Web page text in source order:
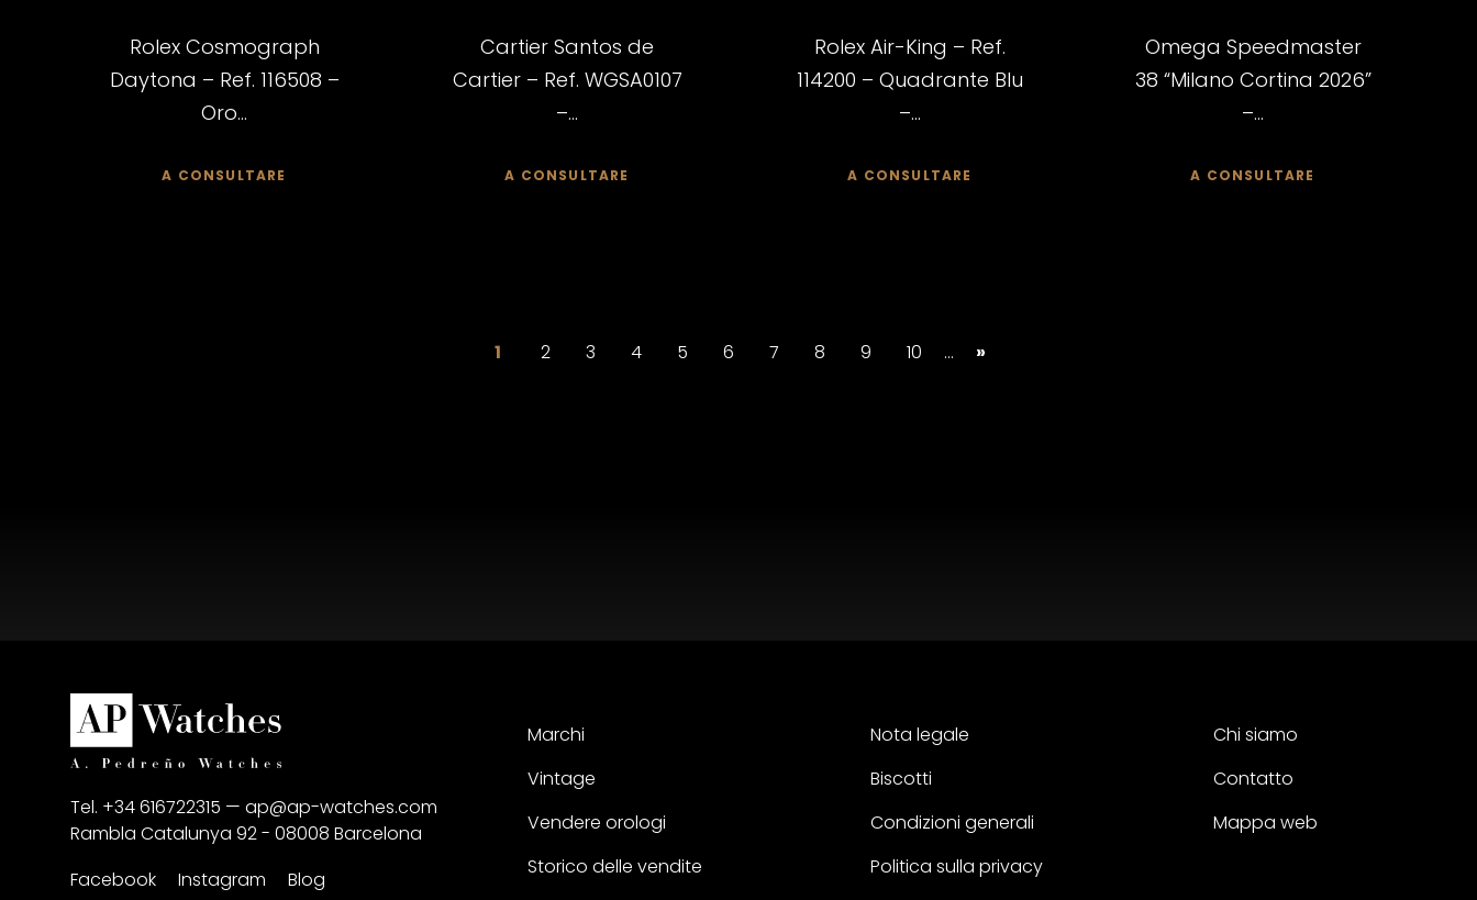
Rolex Cosmograph
Daytona – Ref. 116508 –
Oro...
A CONSULTARE
Cartier Santos de
Cartier – Ref. WGSA0107
–...
A CONSULTARE
Rolex Air-King – Ref.
114200 – Quadrante Blu
–...
A CONSULTARE
Omega Speedmaster
38 “Milano Cortina 2026”
–...
A CONSULTARE
1 2 3 4 5 6 7 8 9 10 ... »
Tel. +34 616722315 — ap@ap-watches.com
Rambla Catalunya 92 - 08008 Barcelona
Facebook
Instagram Blog
Marchi
Vintage
Vendere orologi
Storico delle vendite
Nota legale
Biscotti
Condizioni generali
Politica sulla privacy
Chi siamo
Contatto
Mappa web